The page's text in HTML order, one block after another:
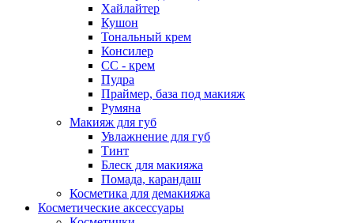
Хайлайтер
Кушон
Тональный крем
Консилер
СС - крем
Пудра
Праймер, база под макияж
Румяна
Макияж для губ
Увлажнение для губ
Тинт
Блеск для макияжа
Помада, карандаш
Косметика для демакияжа
Косметические аксессуары